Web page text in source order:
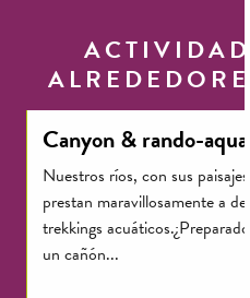
Canyon & rando-aqua
Nuestros ríos, con sus
prestan maravillosamente a
trekkings
un cañón...